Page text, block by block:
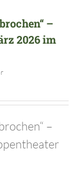
–
2026 im
–